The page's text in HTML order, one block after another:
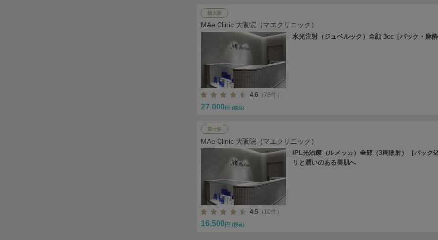
新大阪
MAe Clinic 大阪院（マエクリニック）
水光注射（ジュベルック）全顔 3cc［パック・麻
4.6 （78件）
27,000 円 (税込)
新大阪
MAe Clinic 大阪院（マエクリニック）
IPL光治療（ルメッカ）全顔（3周照射）［パック
リと潤いのある美肌へ
4.5 （10件）
16,500 円 (税込)